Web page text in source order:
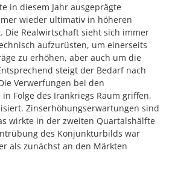
in diesem Jahr ausgeprägte
wieder ultimativ in höheren
Die Realwirtschaft sieht sich immer
aufzurüsten, um einerseits
zu erhöhen, aber auch um die
steigt der Bedarf nach
Verwerfungen bei den
Folge des Irankriegs Raum griffen,
Zinserhöhungserwartungen sind
wirkte in der zweiten Quartalshälfte
des Konjunkturbilds war
als zunächst an den Märkten